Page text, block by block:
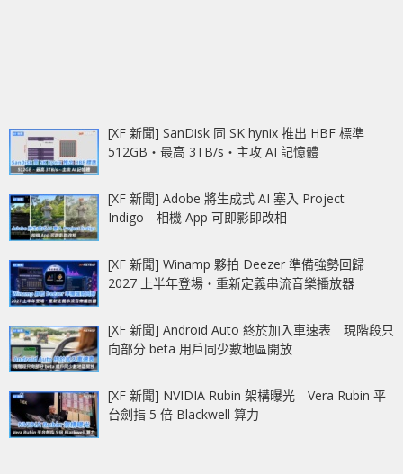
[XF 新聞] SanDisk 同 SK hynix 推出 HBF 標準
512GB‧最高 3TB/s‧主攻 AI 記憶體
[XF 新聞] Adobe 將生成式 AI 塞入 Project
Indigo 相機 App 可即影即改相
[XF 新聞] Winamp 夥拍 Deezer 準備強勢回歸
2027 上半年登場‧重新定義串流音樂播放器
[XF 新聞] Android Auto 終於加入車速表 現階段只
向部分 beta 用戶同少數地區開放
[XF 新聞] NVIDIA Rubin 架構曝光 Vera Rubin 平
台劍指 5 倍 Blackwell 算力